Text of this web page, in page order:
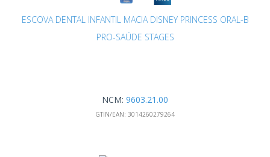
ESCOVA DENTAL INFANTIL MACIA DISNEY PRINCESS ORAL-B
PRO-SAÚDE STAGES
NCM: 9603.21.00
GTIN/EAN: 3014260279264